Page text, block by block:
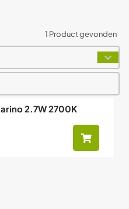
1 Product gevonden
2.7W 2700K